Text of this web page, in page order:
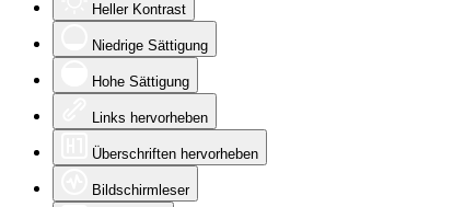
Heller Kontrast
Niedrige Sättigung
Hohe Sättigung
Links hervorheben
Überschriften hervorheben
Bildschirmleser